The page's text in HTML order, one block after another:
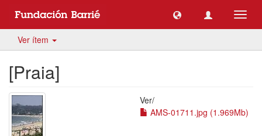
Ver ítem
[Praia]
Ver/
AMS-01711.jpg (1.969Mb)